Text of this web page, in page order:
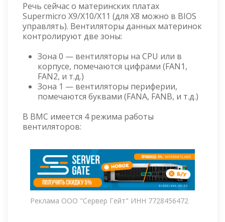
Речь сейчас о материнских платах
Supermicro X9/X10/X11 (для X8 можно в BIOS
управлять). Вентиляторы данных материнок
контролируют две зоны:
Зона 0 — вентиляторы на CPU или в
корпусе, помечаются цифрами (FAN1,
FAN2, и т.д.)
Зона 1 — вентиляторы периферии,
помечаются буквами (FANA, FANB, и т.д.)
В BMC имеется 4 режима работы
вентиляторов:
Реклама ООО "Сервер Гейт" ИНН 7728456472